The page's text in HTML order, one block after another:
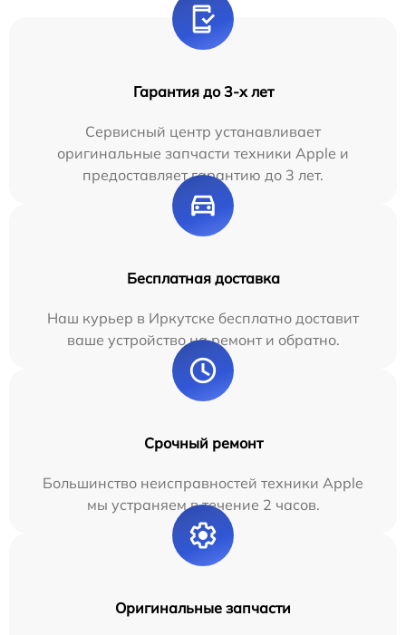
Гарантия до 3-х лет
Сервисный центр устанавливает
оригинальные запчасти техники Apple и
предоставляет гарантию до 3 лет.
Бесплатная доставка
Наш курьер в Иркутске бесплатно доставит
ваше устройство на ремонт и обратно.
Срочный ремонт
Большинство неисправностей техники Apple
мы устраняем в течение 2 часов.
Оригинальные запчасти